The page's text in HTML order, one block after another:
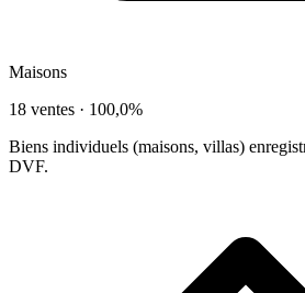
Maisons
18 ventes · 100,0%
Biens individuels (maisons, villas)
DVF.